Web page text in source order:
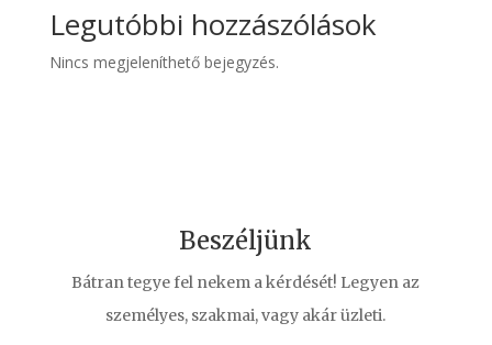
Legutóbbi hozzászólások
Nincs megjeleníthető bejegyzés.
Beszéljünk
Bátran tegye fel nekem a kérdését! Legyen az
személyes, szakmai, vagy akár üzleti.